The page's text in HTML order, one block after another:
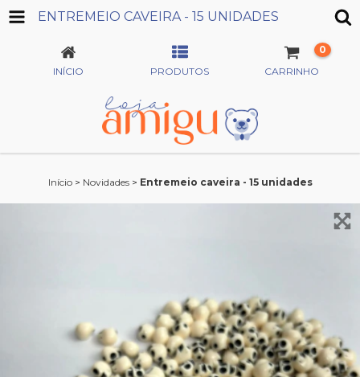
ENTREMEIO CAVEIRA - 15 UNIDADES
INÍCIO PRODUTOS CARRINHO
0
Início > Novidades > Entremeio caveira - 15 unidades